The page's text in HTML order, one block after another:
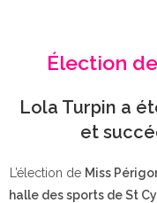
Élection
Lola Turpin a
et
L’élection de Miss
halle des sports de St